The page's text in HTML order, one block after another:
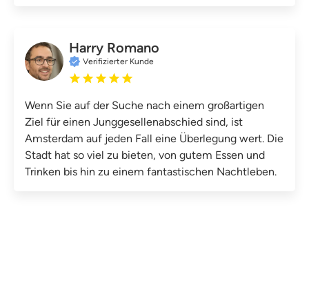
Harry Romano
Verifizierter Kunde
Wenn Sie auf der Suche nach einem großartigen
Ziel für einen Junggesellenabschied sind, ist
Amsterdam auf jeden Fall eine Überlegung wert. Die
Stadt hat so viel zu bieten, von gutem Essen und
Trinken bis hin zu einem fantastischen Nachtleben.